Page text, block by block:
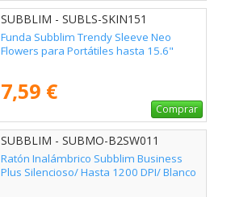
SUBBLIM - SUBLS-SKIN151
Funda Subblim Trendy Sleeve Neo
Flowers para Portátiles hasta 15.6"
7,59 €
Comprar
SUBBLIM - SUBMO-B2SW011
Ratón Inalámbrico Subblim Business
Plus Silencioso/ Hasta 1200 DPI/ Blanco